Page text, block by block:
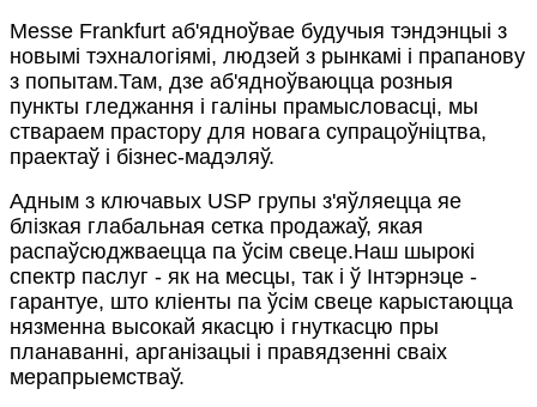
Messe Frankfurt аб'ядноўвае будучыя тэндэнцыі з
новымі тэхналогіямі, людзей з рынкамі і прапанову
з попытам.Там, дзе аб'ядноўваюцца розныя
пункты гледжання і галіны прамысловасці, мы
ствараем прастору для новага супрацоўніцтва,
праектаў і бізнес-мадэляў.
Адным з ключавых USP групы з'яўляецца яе
блізкая глабальная сетка продажаў, якая
распаўсюджваецца па ўсім свеце.Наш шырокі
спектр паслуг - як на месцы, так і ў Інтэрнэце -
гарантуе, што кліенты па ўсім свеце карыстаюцца
нязменна высокай якасцю і гнуткасцю пры
планаванні, арганізацыі і правядзенні сваіх
мерапрыемстваў.